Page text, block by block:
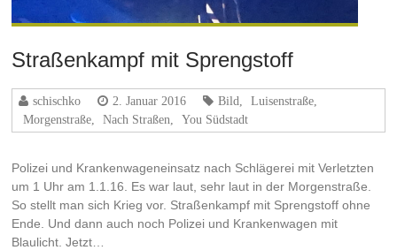
Straßenkampf mit Sprengstoff
schischko 2. Januar 2016 Bild Luisenstraße
Morgenstraße
Nach Straßen You Südstadt
Polizei und Krankenwageneinsatz nach Schlägerei mit Verletzten
um 1 Uhr am 1.1.16. Es war laut, sehr laut in der Morgenstraße.
So stellt man sich Krieg vor. Straßenkampf mit Sprengstoff ohne
Ende. Und dann auch noch Polizei und Krankenwagen mit
Blaulicht. Jetzt…